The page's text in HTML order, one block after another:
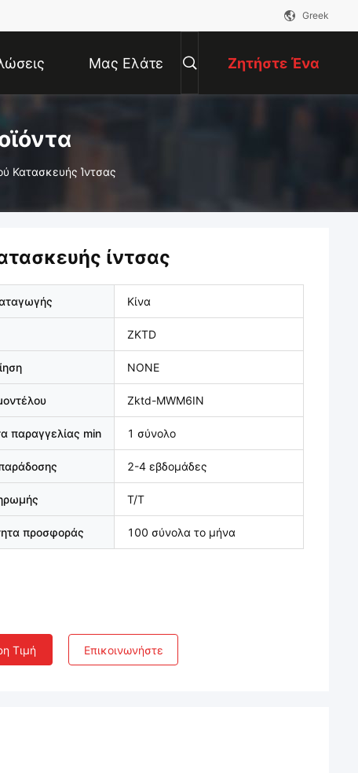
Greek
Μας Ελάτε Ζητήστε Ένα
Κατασκευής Ίντσας
ίντσας
Κίνα
ZKTD
NONE
Zktd-MWM6IN
παραγγελίας min 1 σύνολο
2-4 εβδομάδες
T/T
προσφοράς 100 σύνολα το μήνα
Τιμή Επικοινωνήστε